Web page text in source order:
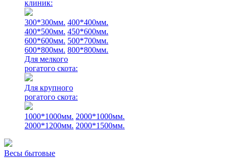
клиник:
300*300мм. 400*400мм.
400*500мм. 450*600мм.
600*600мм. 500*700мм.
600*800мм. 800*800мм.
Для мелкого
рогатого скота:
Для крупного
рогатого скота:
1000*1000мм. 2000*1000мм.
2000*1200мм. 2000*1500мм.
Весы бытовые